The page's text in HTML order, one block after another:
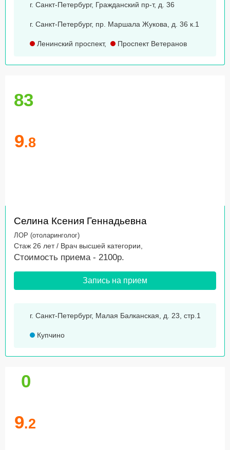
г. Санкт-Петербург, Гражданский пр-т, д. 36
г. Санкт-Петербург, пр. Маршала Жукова, д. 36 к.1
Ленинский проспект, Проспект Ветеранов
83
9.8
Селина Ксения Геннадьевна
ЛОР (отоларинголог)
Стаж 26 лет / Врач высшей категории,
Стоимость приема - 2100р.
Запись на прием
г. Санкт-Петербург, Малая Балканская, д. 23, стр.1
Купчино
0
9.2